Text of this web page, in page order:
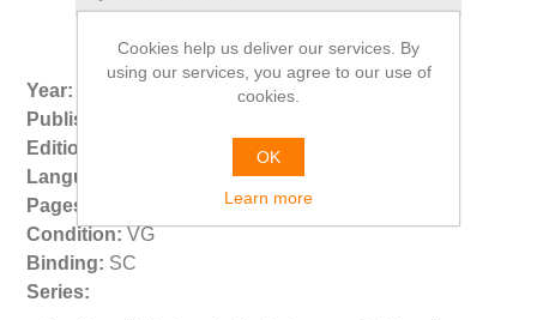
Year:
Publisher:
Edition:
Language:
Pages:
Condition: VG
Binding: SC
Series:
Cookies help us deliver our services. By
using our services, you agree to our use of
cookies.
OK
Learn more